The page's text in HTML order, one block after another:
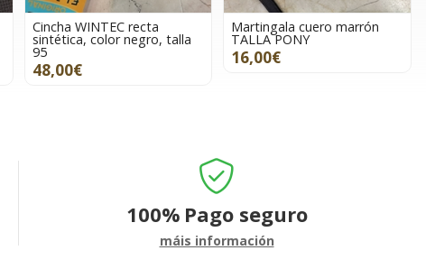
Cincha WINTEC recta
sintética, color negro, talla
95
48,00€
Martingala cuero marrón
TALLA PONY
16,00€
100% Pago seguro
máis información